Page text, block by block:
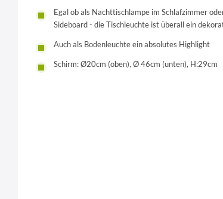
Egal ob als Nachttischlampe im Schlafzimmer
Sideboard - die Tischleuchte ist überall ein
Auch als Bodenleuchte ein absolutes Highlight
Schirm: Ø20cm (oben), Ø 46cm (unten), H:29cm